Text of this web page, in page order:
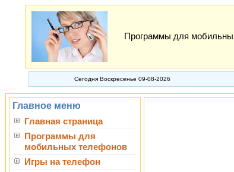
Программы для
Сегодня Воскресенье 09-08-2026
Главное меню
Главная страница
Программы для
мобильных телефонов
Игры на телефон